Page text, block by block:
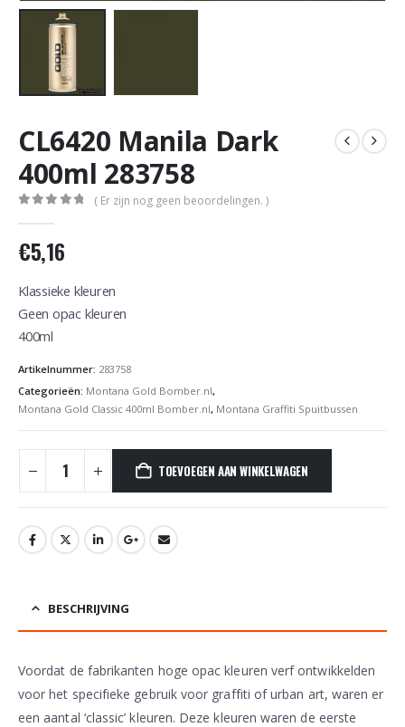
CL6420 Manila Dark
400ml 283758
( Er zijn nog geen beoordelingen. )
€5,16
Klassieke kleuren
Geen opac kleuren
400ml
Artikelnummer: 283758
Categorieën: Montana Gold Bomber.nl,
Montana Gold Classic 400ml Bomber.nl, Montana Graffiti Spuitbussen
TOEVOEGEN AAN WINKELWAGEN
BESCHRIJVING
Voordat de fabrikanten hoge opac kleuren verf ontwikkelden
voor het specifieke gebruik voor graffiti of urban art, waren er
een aantal ‘classic’ kleuren. Deze kleuren waren de eerste